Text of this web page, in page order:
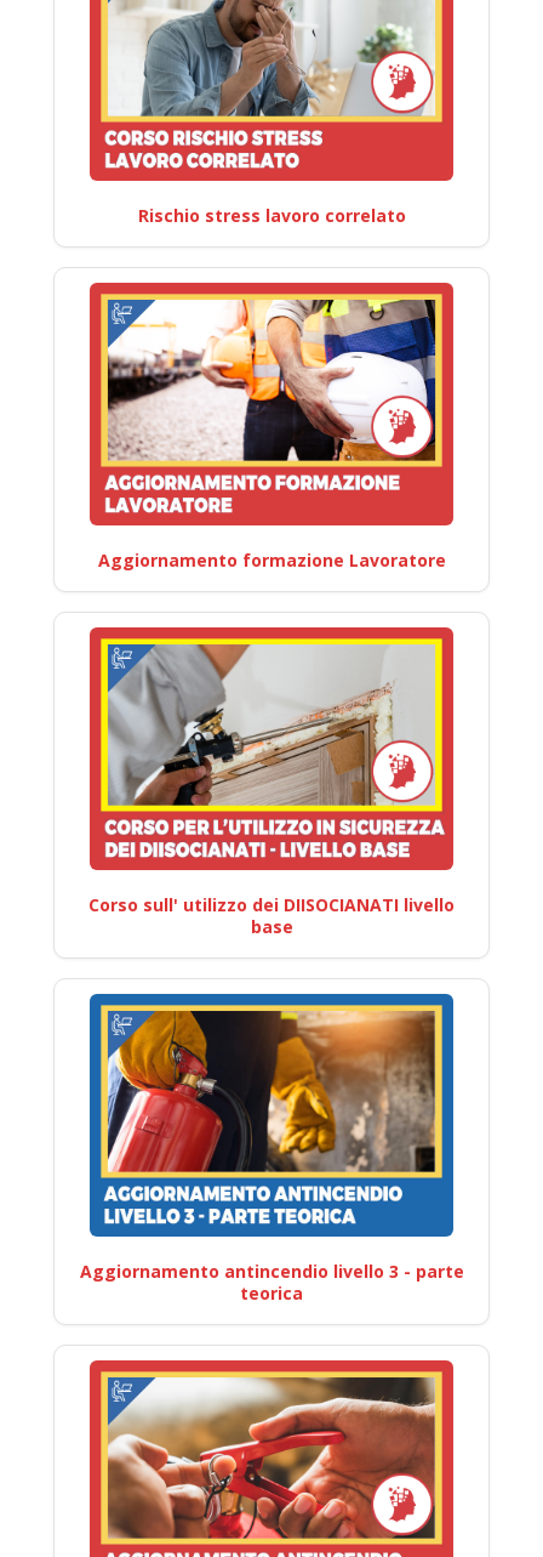
Rischio stress lavoro correlato
Aggiornamento formazione Lavoratore
Corso sull' utilizzo dei DIISOCIANATI livello
base
Aggiornamento antincendio livello 3 - parte
teorica